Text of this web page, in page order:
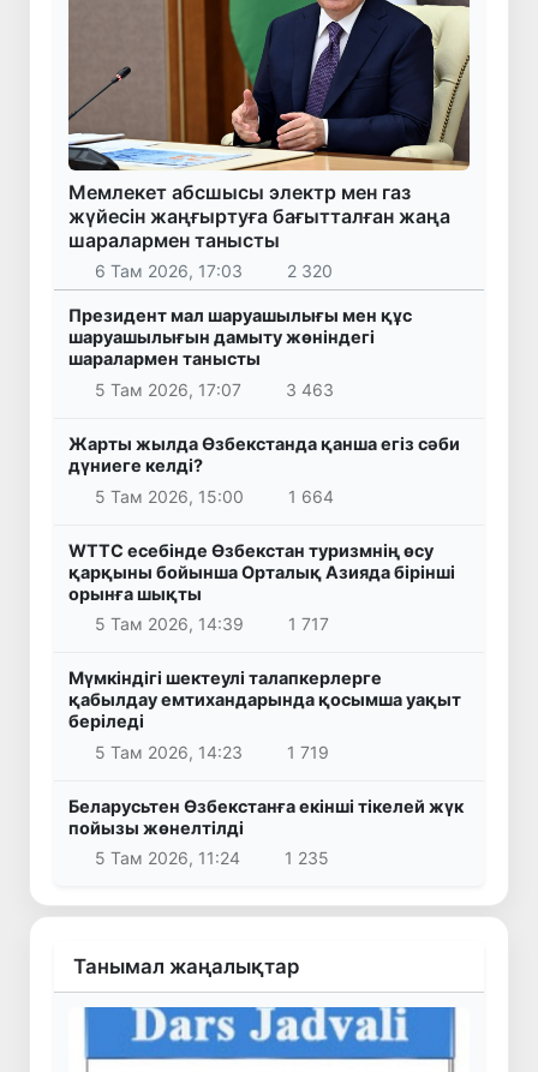
Мемлекет абсшысы электр мен газ
жүйесін жаңғыртуға бағытталған жаңа
шаралармен танысты
6 Там 2026, 17:03 2 320
Президент мал шаруашылығы мен құс
шаруашылығын дамыту жөніндегі
шаралармен танысты
5 Там 2026, 17:07
3 463
Жарты жылда Өзбекстанда қанша егіз сәби
дүниеге келді?
5 Там 2026, 15:00
1 664
WTTC есебінде Өзбекстан туризмнің өсу
қарқыны бойынша Орталық Азияда бірінші
орынға шықты
5 Там 2026, 14:39
1 717
Мүмкіндігі шектеулі талапкерлерге
қабылдау емтихандарында қосымша уақыт
беріледі
5 Там 2026, 14:23
1 719
Беларусьтен Өзбекстанға екінші тікелей жүк
пойызы жөнелтілді
5 Там 2026, 11:24
1 235
Танымал жаңалықтар